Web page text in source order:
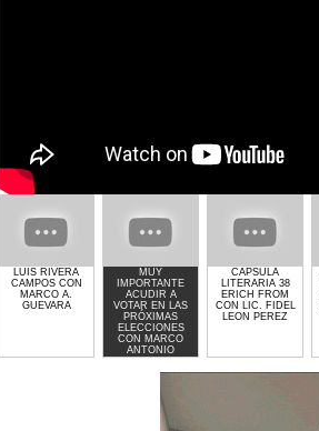
LUIS RIVERA
CAMPOS CON
MARCO A.
GUEVARA
MUY
IMPORTANTE
ACUDIR A
VOTAR EN LAS
PRÓXIMAS
ELECCIONES
CON MARCO
ANTONIO
GUEVARA
CAPSULA
LITERARIA 38
ERICH FROM
CON LIC. FIDEL
LEON PEREZ